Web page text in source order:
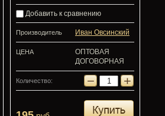
Добавить к сравнению
Производитель Иван Овсинский
ЦЕНА
ОПТОВАЯ
ДОГОВОРНАЯ
Количество: − +